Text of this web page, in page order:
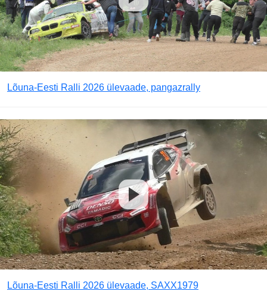
Lõuna-Eesti Ralli 2026 ülevaade, pangazrally
Lõuna-Eesti Ralli 2026 ülevaade, SAXX1979